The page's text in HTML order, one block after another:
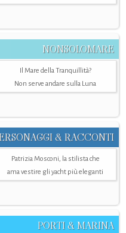
NONSOLOMARE
Il Mare della Tranquillità?
Non serve andare sulla Luna
& RACCONTI
Patrizia Mosconi, la stilista che
ama vestire gli yacht più eleganti
PORTI & MARINA